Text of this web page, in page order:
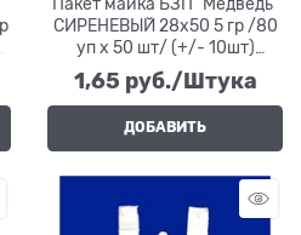
СИРЕНЕВЫЙ 28х50 5 гр /80
уп х 50 шт/ (+/- 10шт)
(4000)
1,65 руб./Штука
ДОБАВИТЬ